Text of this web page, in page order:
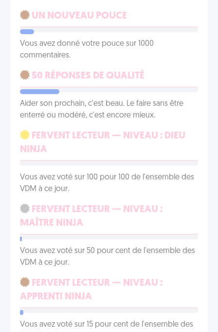
UN NOUVEAU POUCE
Vous avez donné votre pouce sur 1000
commentaires.
50 RÉPONSES DE QUALITÉ
Aider son prochain, c'est beau. Le faire sans être
enterré ou modéré, c'est encore mieux.
FERVENT LECTEUR — NIVEAU : DIEU
NINJA
Vous avez voté sur 100 pour 100 de l'ensemble des
VDM à ce jour.
FERVENT LECTEUR — NIVEAU :
MAÎTRE NINJA
Vous avez voté sur 50 pour cent de l'ensemble des
VDM à ce jour.
FERVENT LECTEUR — NIVEAU :
APPRENTI NINJA
Vous avez voté sur 15 pour cent de l'ensemble des